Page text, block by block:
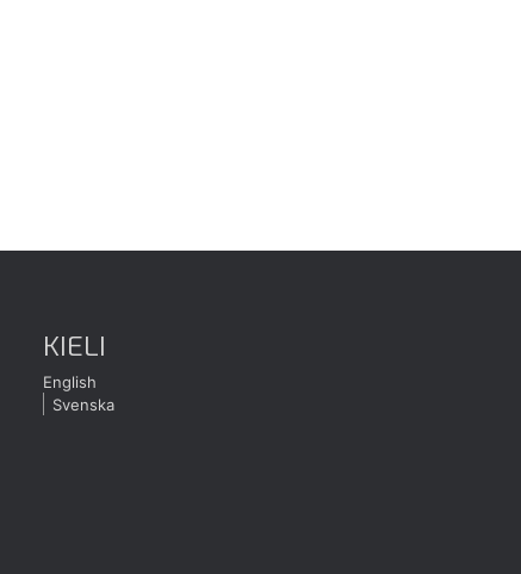
KIELI
English
Svenska